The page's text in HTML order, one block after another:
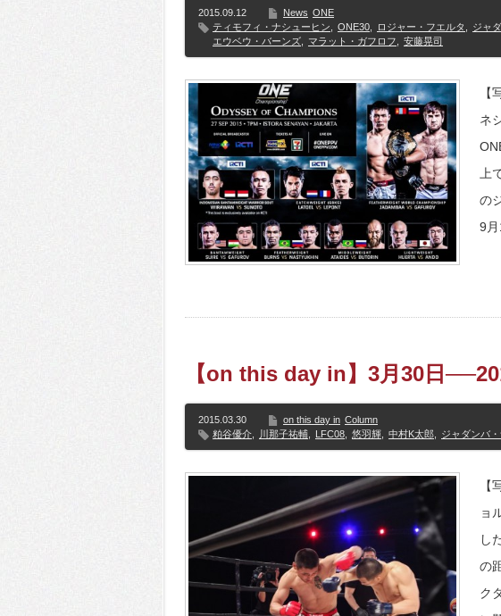
2015.09.12 News ONE
ティモフィ・ナシューヒン
ONE30 ロジャー・フエルタ ジャ
エウベウ・バーンズ
マラット・ガフロフ 安藤晃司
ネ
上
の
9
【on this day in】3月30日
2015.03.30 on this day in Column
粕谷優介
川那子祐輔 LFC08 悠羽輝 中村K太郎 ジャダンバ
ョ
し
の
ク